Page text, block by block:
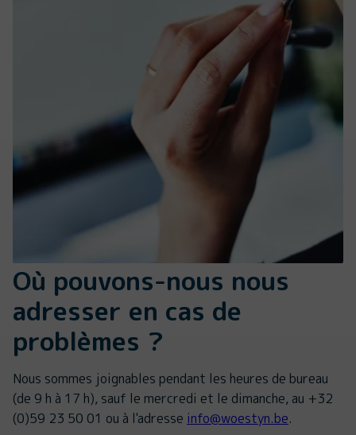
Où pouvons-nous nous
adresser en cas de
problèmes ?
Nous sommes joignables pendant les heures de bureau
(de 9 h à 17 h), sauf le mercredi et le dimanche, au +32
(0)59 23 50 01 ou à l'adresse info@woestyn.be.